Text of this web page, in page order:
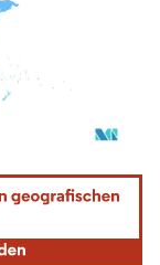
Namensnennung gemäß